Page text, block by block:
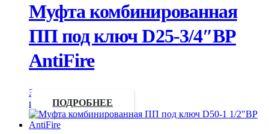
Муфта комбинированная
ПП под ключ D25-3/4″ВР
AntiFire
Запросить
цену
ПОДРОБНЕЕ